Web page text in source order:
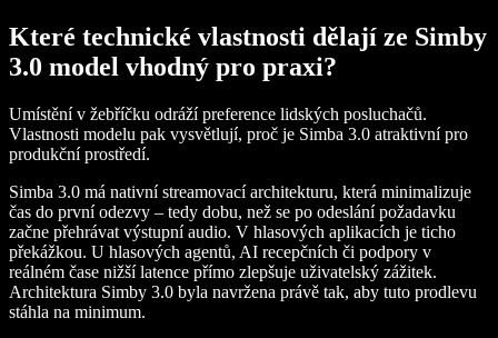
Které technické vlastnosti dělají ze Simby
3.0 model vhodný pro praxi?
Umístění v žebříčku odráží preference lidských posluchačů.
Vlastnosti modelu pak vysvětlují, proč je Simba 3.0 atraktivní pro
produkční prostředí.
Simba 3.0 má nativní streamovací architekturu, která minimalizuje
čas do první odezvy – tedy dobu, než se po odeslání požadavku
začne přehrávat výstupní audio. V hlasových aplikacích je ticho
překážkou. U hlasových agentů, AI recepčních či podpory v
reálném čase nižší latence přímo zlepšuje uživatelský zážitek.
Architektura Simby 3.0 byla navržena právě tak, aby tuto prodlevu
stáhla na minimum.